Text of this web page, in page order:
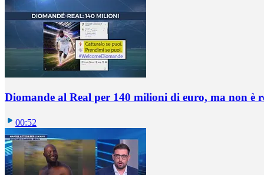
Diomande al Real per 140 milioni di euro, ma non è
00:52